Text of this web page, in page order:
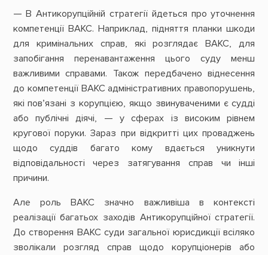
— В Антикорупційній стратегії йдеться про уточнення
компетенції ВАКС. Наприклад, підняття планки шкоди
для кримінальних справ, які розглядає ВАКС, для
запобігання перенавантаження цього суду менш
важливими справами. Також передбачено віднесення
до компетенції ВАКС адміністративних правопорушень,
які пов’язані з корупцією, якщо звинуваченими є судді
або публічні діячі, — у сферах із високим рівнем
кругової поруки. Зараз при відкритті цих проваджень
щодо суддів багато кому вдається уникнути
відповідальності через затягування справ чи інші
причини.
Але роль ВАКС значно важливіша в контексті
реалізації багатьох заходів Антикорупційної стратегії.
До створення ВАКС суди загальної юрисдикції всіляко
зволікали розгляд справ щодо корупціонерів або